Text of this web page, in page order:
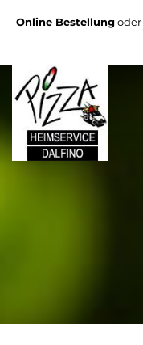
Online Bestellungoder